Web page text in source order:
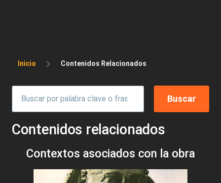
Sobrescribir enlaces de ayuda a la
Inicio Contenidos Relacionados
Contenidos relacionados
Contextos asociados con la obra